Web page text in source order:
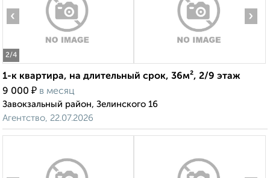
2/4
‹ ›
1-к квартира, на длительный срок, 36м², 2/9 этаж
9 000 ₽ в месяц
Завокзальный район, Зелинского 16
Агентство, 22.07.2026